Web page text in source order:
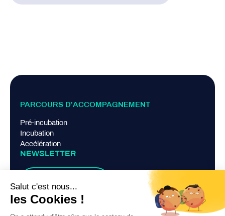
PARCOURS D’ACCOMPAGNEMENT
Pré-incubation
Incubation
Accélération
NEWSLETTER
LIENS PRATIQUES